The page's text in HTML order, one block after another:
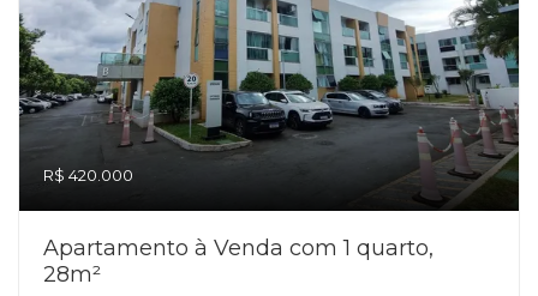
R$ 420.000
Apartamento à Venda com 1 quarto,
28m²